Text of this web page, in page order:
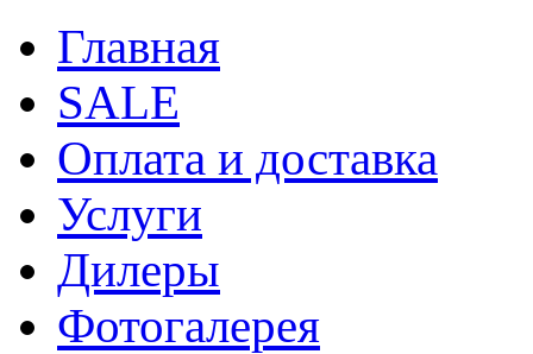
Главная
SALE
Оплата и доставка
Услуги
Дилеры
Фотогалерея